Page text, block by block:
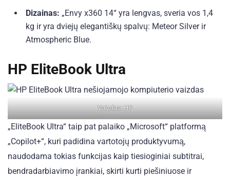
Dizainas: „Envy x360 14“ yra lengvas, sveria vos 1,4
kg ir yra dviejų elegantiškų spalvų: Meteor Silver ir
Atmospheric Blue.
HP EliteBook Ultra
Vaizdas: HP
„EliteBook Ultra“ taip pat palaiko „Microsoft“ platformą
„Copilot+“, kuri padidina vartotojų produktyvumą,
naudodama tokias funkcijas kaip tiesioginiai subtitrai,
bendradarbiavimo įrankiai, skirti kurti piešiniuose ir